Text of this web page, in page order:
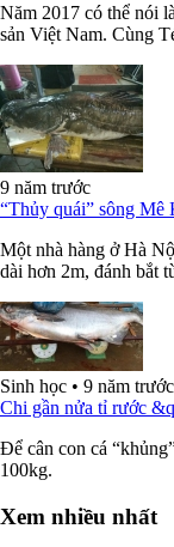
Năm 2017 có thể nói
sản Việt Nam. Cùng
9 năm trước
“Thủy quái” sông Mê
Một nhà hàng ở Hà
dài hơn 2m, đánh bắt
Sinh học • 9 năm trước
Chi gần nửa tỉ rước
Để cân con cá
100kg.
Xem nhiều nhất